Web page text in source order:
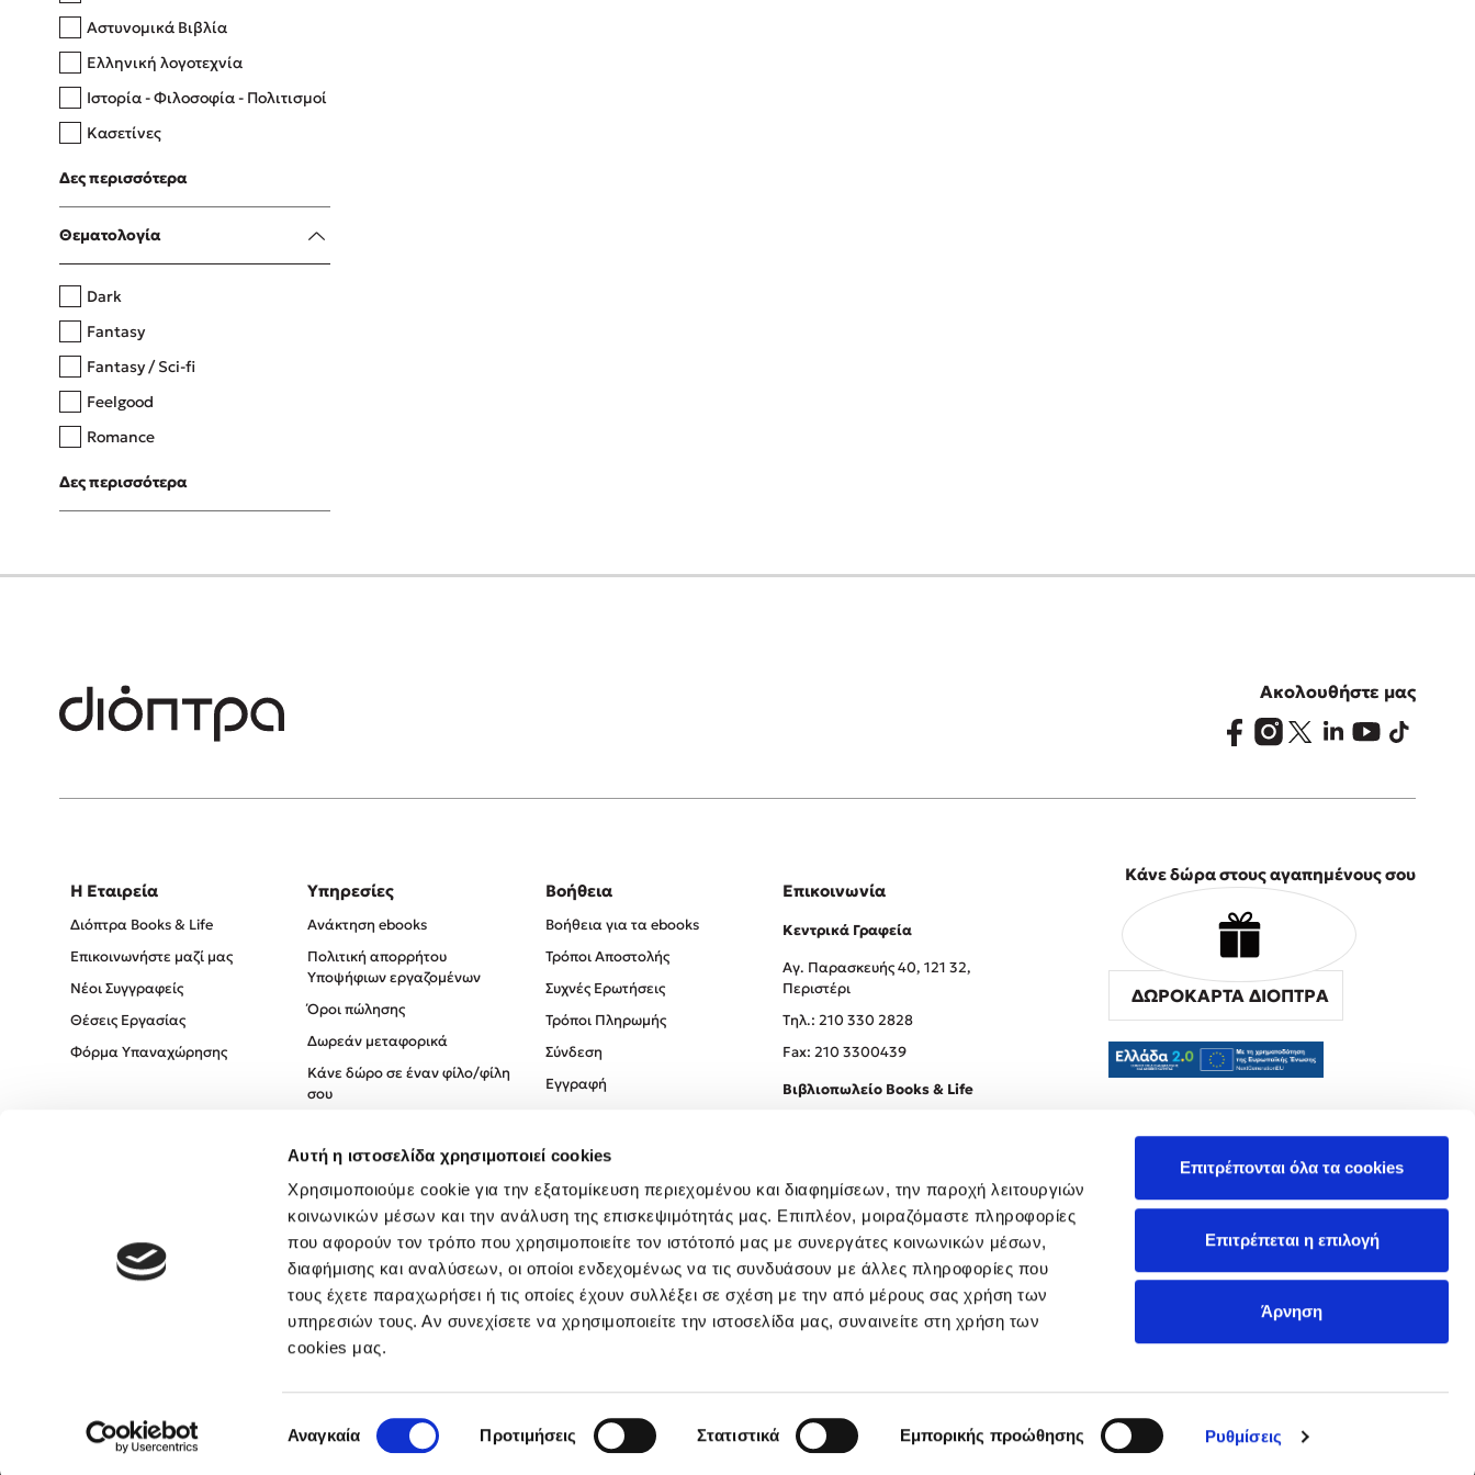
Αυτή η ιστοσελίδα χρησιμοποιεί cookies
Χρησιμοποιούμε cookie για την εξατομίκευση περιεχομένου και διαφημίσεων, την παροχή λειτουργιών
κοινωνικών μέσων και την ανάλυση της επισκεψιμότητάς μας. Επιπλέον, μοιραζόμαστε πληροφορίες
που αφορούν τον τρόπο που χρησιμοποιείτε τον ιστότοπό μας με συνεργάτες κοινωνικών μέσων,
διαφήμισης και αναλύσεων, οι οποίοι ενδεχομένως να τις συνδυάσουν με άλλες πληροφορίες που
τους έχετε παραχωρήσει ή τις οποίες έχουν συλλέξει σε σχέση με την από μέρους σας χρήση των
υπηρεσιών τους. Αν συνεχίσετε να χρησιμοποιείτε την ιστοσελίδα μας, συναινείτε στη χρήση των
cookies μας.
συγκατάθεσης
Αναγκαία Προτιμήσεις Στατιστικά Εμπορικής προώθησης Ρυθμίσεις
Επιτρέπονται όλα τα cookies
Επιτρέπεται η επιλογή
Άρνηση
Δανάη Δεληγεώργη
Πάνω, κάτω, μπροστά, πίσω
Η μέθοδος Αφήστε τους
Αστυνομικά Βιβλία
Ελληνική λογοτεχνία
Ιστορία - Φιλοσοφία - Πολιτισμοί
Κασετίνες
Λευκώματα - Έγχρωμοι οδηγοί
Μαγειρική
Δες περισσότερα
Θεματολογία
Dark
Fantasy
Fantasy / Sci-fi
Feelgood
Romance
Upmarket
Young Adult
Δες περισσότερα
Ακολουθήστε μας
Η Εταιρεία
Διόπτρα Books & Life
Επικοινωνήστε μαζί μας
Νέοι Συγγραφείς
Θέσεις Εργασίας
Φόρμα Υπαναχώρησης
Υπηρεσίες
Ανάκτηση ebooks
Πολιτική απορρήτου
Υποψήφιων εργαζομένων
Όροι πώλησης
Δωρεάν μεταφορικά
Κάνε δώρο σε έναν φίλο/φίλη
σου
Πολιτική Απορρήτου
Όροι χρήσης
Βοήθεια
Βοήθεια για τα ebooks
Τρόποι Αποστολής
Συχνές Ερωτήσεις
Τρόποι Πληρωμής
Σύνδεση
Εγγραφή
Επικοινωνία
Κεντρικά Γραφεία
Αγ. Παρασκευής 40, 121 32,
Περιστέρι
Tηλ.: 210 330 2828
Fax: 210 3300439
Βιβλιοπωλείο Books & Life
Κάνε δώρα στους αγαπημένους σου
ΔΩΡΟΚΑΡΤΑ ΔΙΟΠΤΡΑ
Created by Powered by